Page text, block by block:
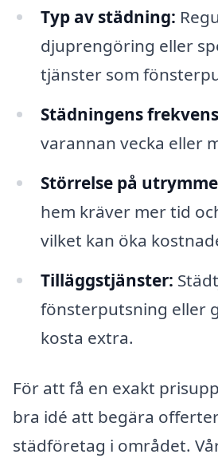
Typ av städning:
djuprengöring eller
tjänster som
Städningens
varannan vecka eller
Störrelse på
hem kräver mer tid
vilket kan öka
Tilläggstjänster:
fönsterputsning eller
kosta extra.
För att få en exakt
bra idé att begära
städföretag i området.